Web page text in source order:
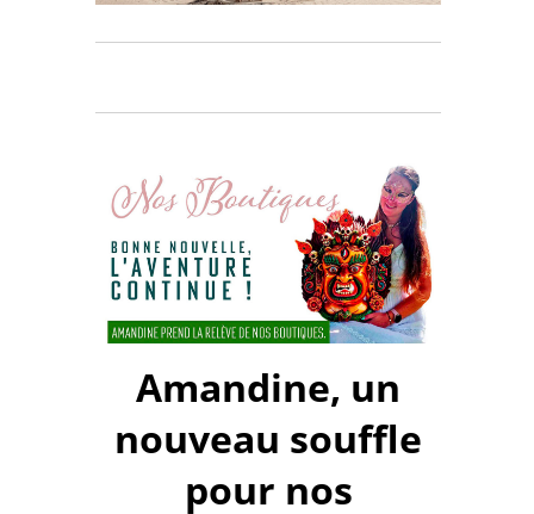
Amandine, un
nouveau souffle
pour nos